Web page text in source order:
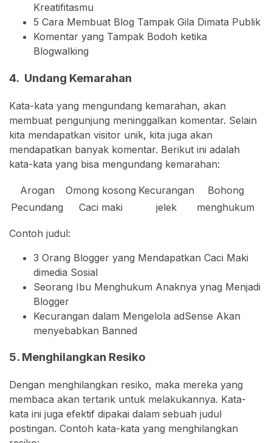
Kreatifitasmu
5 Cara Membuat Blog Tampak Gila Dimata Publik
Komentar yang Tampak Bodoh ketika
Blogwalking
4. Undang Kemarahan
Kata-kata yang mengundang kemarahan, akan
membuat pengunjung meninggalkan komentar. Selain
kita mendapatkan visitor unik, kita juga akan
mendapatkan banyak komentar. Berikut ini adalah
kata-kata yang bisa mengundang kemarahan:
Arogan Omong kosong Kecurangan
Bohong
Pecundang
Caci maki jelek menghukum
Contoh judul:
3 Orang Blogger yang Mendapatkan Caci Maki
dimedia Sosial
Seorang Ibu Menghukum Anaknya ynag Menjadi
Blogger
Kecurangan dalam Mengelola adSense Akan
menyebabkan Banned
5. Menghilangkan Resiko
Dengan menghilangkan resiko, maka mereka yang
membaca akan tertarik untuk melakukannya. Kata-
kata ini juga efektif dipakai dalam sebuah judul
postingan. Contoh kata-kata yang menghilangkan